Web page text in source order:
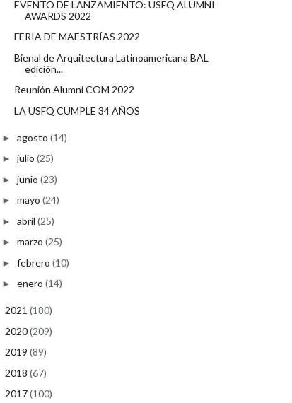
EVENTO DE LANZAMIENTO: USFQ ALUMNI
AWARDS 2022
FERIA DE MAESTRÍAS 2022
Bienal de Arquitectura Latinoamericana BAL
edición...
Reunión Alumni COM 2022
LA USFQ CUMPLE 34 AÑOS
► agosto (14)
► julio (25)
► junio (23)
► mayo (24)
► abril (25)
► marzo (25)
► febrero (10)
► enero (14)
2021 (180)
2020(209)
2019 (89)
2018 (67)
2017(100)